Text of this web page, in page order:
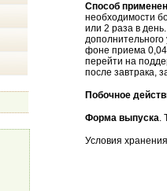
Способ
необходимости
или 2 раза в
фоне приема 0,04
перейти на
после завтрака,
Побочное
Форма выпуска.
Условия